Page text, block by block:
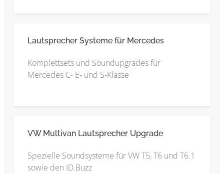
Lautsprecher Systeme für Mercedes
Komplettsets und Soundupgrades für
Mercedes C- E- und S-Klasse
VW Multivan Lautsprecher Upgrade
Spezielle Soundsysteme für VW T5, T6 und T6.1
sowie den ID.Buzz